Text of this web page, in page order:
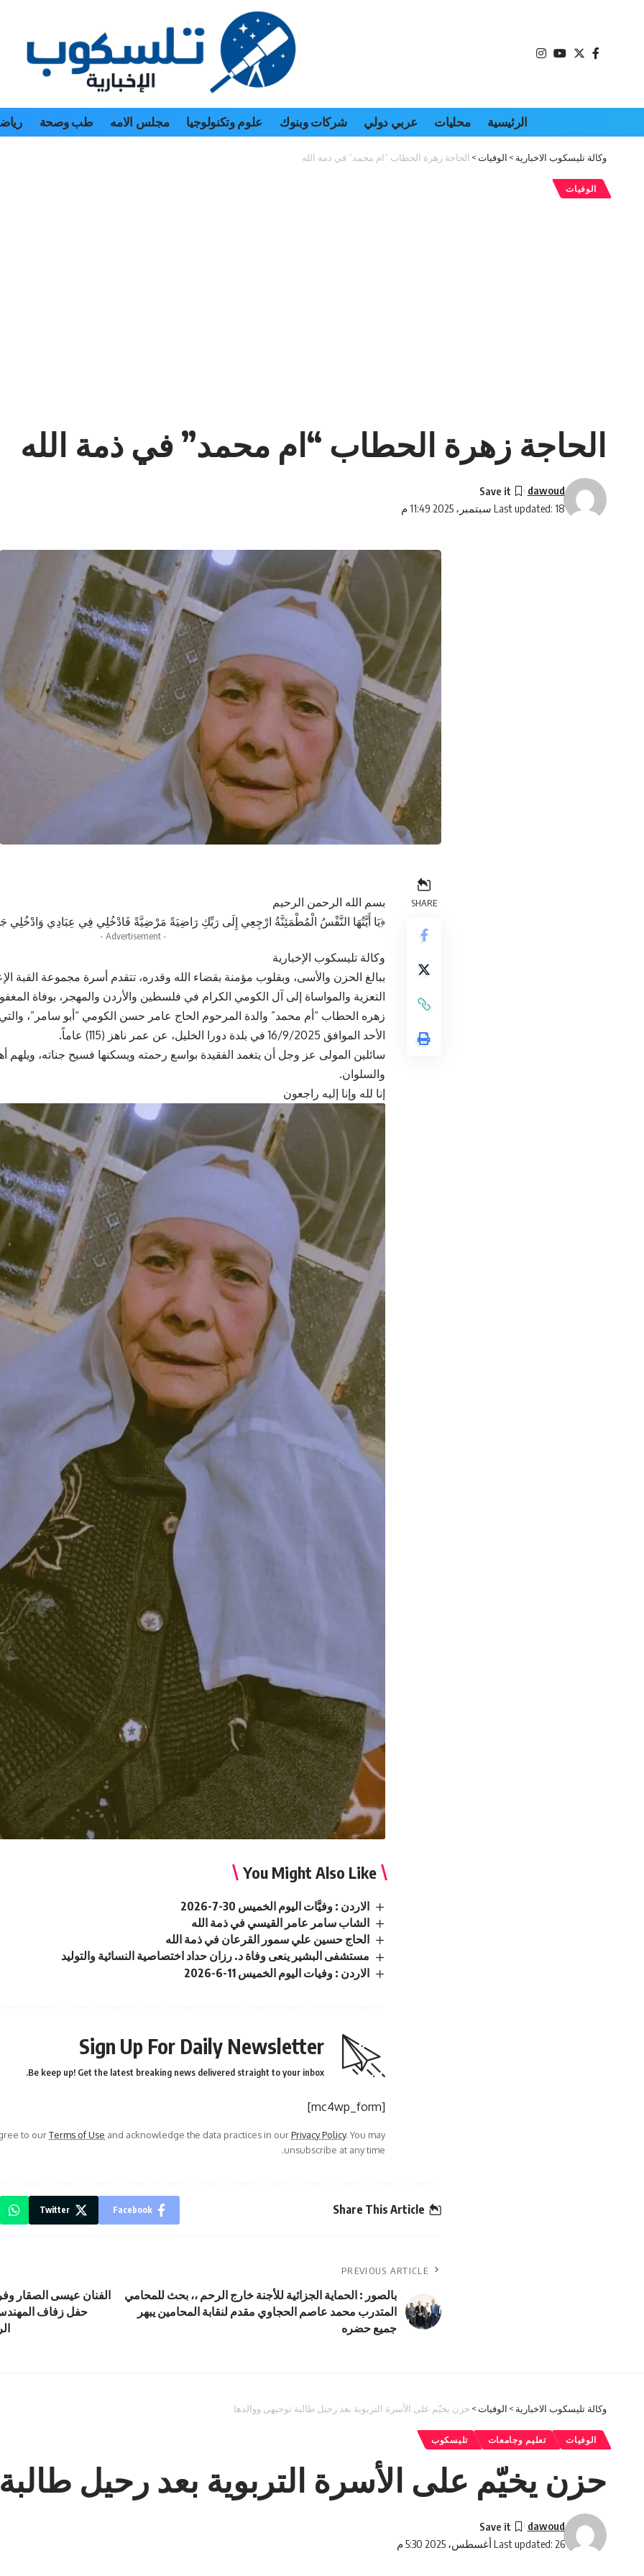
الرئيسية محليات عربي دولي شركات وبنوك علوم وتكنولوجيا مجلس الامه طب وصحة
وكالة تليسكوب الاخبارية > الوفيات> الحاجة زهرة الحطاب “ام محمد” في ذمة الله
الوفيات
الحاجة زهرة الحطاب “ام محمد” في ذمة الله
Last updated: 18 سبتمبر، 2025 11:49 م
dawoud
SHARE
بسم الله الرحمن الرحيم
﴿يَا أَيَّتُهَا النَّفْسُ الْمُطْمَئِنَّةُ ارْجِعِي إِلَى رَبِّكِ رَاضِيَةً مَرْضِيَّةً فَادْخُلِي فِي عِبَادِي وَادْخُلِي
- Advertisement -
وكالة تليسكوب الإخبارية
ببالغ الحزن والأسى، وبقلوب مؤمنة بقضاء الله وقدره، تتقدم أسرة مجموعة القبة
التعزية والمواساة إلى آل الكومي الكرام في فلسطين والأردن والمهجر، بوفاة
زهره الحطاب “أم محمد” والدة المرحوم الحاج عامر حسن الكومي “أبو سامر”، والتي
الأحد الموافق 16/9/2025 في بلدة دورا الخليل، عن عمر ناهز (115) عاماً.
سائلين المولى عز وجل أن يتغمد الفقيدة بواسع رحمته ويسكنها فسيح جناته، ويلهم
والسلوان.
إنا لله وإنا إليه راجعون
You Might Also Like
الاردن : وفيَّات اليوم الخميس 30-7-2026
الشاب سامر عامر القيسي في ذمة الله
الحاج حسين علي سمور القرعان في ذمة الله
مستشفى البشير ينعى وفاة د. رزان حداد اختصاصية النسائية والتوليد
الاردن : وفيات اليوم الخميس 11-6-2026
Sign Up For Daily Newsletter
Be keep up! Get the latest breaking news delivered straight to your inbox.
[mc4wp_form]
to ourTerms of Use and acknowledge the data practices in ourPrivacy Policy. You may
unsubscribe at any time.
Share This Article
Facebook
Twitter
PREVIOUS ARTICLE
بالصور : الحماية الجزائية للأجنة خارج الرحم ،، بحث للمحامي
المتدرب محمد عاصم الحجاوي مقدم لنقابة المحامين يبهر
جميع حضره
الفنان عيسى الصقار
حفل زفاف
وكالة تليسكوب الاخبارية > الوفيات> حزن يخيّم على الأسرة التربوية بعد رحيل طالبة توجيهي ووالدها
الوفيات تعليم وجامعات تليسكوب
حزن يخيّم على الأسرة التربوية بعد رحيل
Last updated: 26 أغسطس، 2025 5:30 م
dawoud